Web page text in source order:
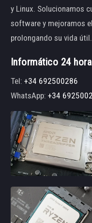
y Linux. Solucionamos
software y mejoramos
prolongando su vida útil.
Informático 24
Tel:+34 692500286
WhatsApp:+34